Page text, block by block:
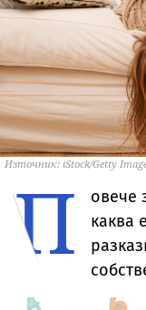
Източник: iStock/Getty
П
овече
каква